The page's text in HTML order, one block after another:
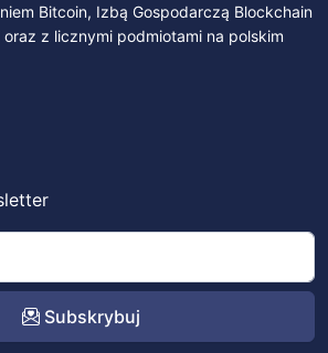
Bitcoin, Izbą Gospodarczą Blockchain
z licznymi podmiotami na polskim
Subskrybuj